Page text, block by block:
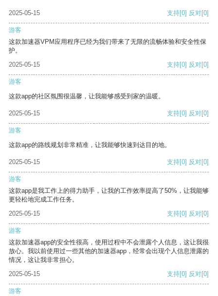
2025-05-15 支持[0] 反对[0]
游客
这款加速器VPM应用程序已经为我们带来了无限的流畅体验和安全性保
护。
2025-05-15
支持[0] 反对[0]
游客
这款app的社区氛围很温馨，让我能够感受到家的温暖。
2025-05-15 支持[0] 反对[0]
游客
这款app的路线规划非常精准，让我能够快速到达目的地。
2025-05-15 支持[0] 反对[0]
游客
这款app是我工作上的得力助手，让我的工作效率提高了50%，让我能够
更轻松地完成工作任务。
2025-05-15
支持[0] 反对[0]
游客
这款加速器app的安全性很高，使用过程中不会泄露个人信息，这让我很
放心。我以前使用过一些其他的加速器app，经常会出现个人信息泄露的
情况，这让我非常担心。
2025-05-15
支持[0] 反对[0]
游客